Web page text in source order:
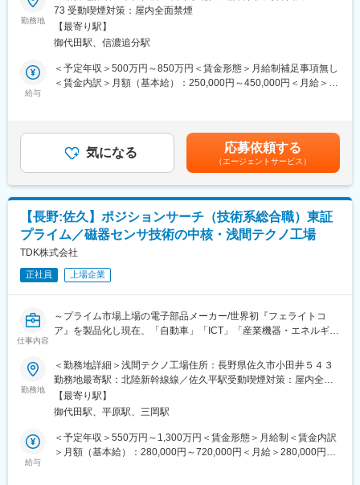
め、増員での募集となります。現地採用のため将来的にも転勤は
ありません。
・月2回社員全員が参加する品質会議や品質基本研修などを開催し
ています。担当部署だけではなく、会社全体で魅力品質に取組ん
・若手社員中心の職場で、最先端の試作品等のどんな加工にも挑
戦し、自己・組織の成長を求めて、従業員それぞれが日々の業務
に取組んでいます。
■補足
・当社の理念・方針などに共感して頂ける方を募集しており、未
経験の方も丁寧に研修しますので、安心して仕事に取組んで頂き
ます。
・工場見学も適宜行っています。
この成長マーケットで、中期事業計画の数値目標である、【営業
利益2500億円】の早期達成を実現すべく、品質管理／品質保証と
してご活躍いただけるご人材を募集しています。
◆職務概要：
車載ビジネスが増加している中で、車載品質管理を強化するた
め、車載品質の要求事項となるVDA及びIATF等の知識を持った方
・顧客監査対応
・ISO9001 / IATF16949 認証取得、維持
◆同社の特徴・魅力：
＜1＞積極的な事業展開：売上高は、14期連続で過去最高を更新
中です。
＜2＞総合精密部品メーカーとしての技術力：同社は2017年にミ
ツミ電機と経営統合し「ミネベアミツミ株式会社」として新しい
スタートを切りました。同社の強みは、旧ミネベアの保有してい
る「超精密機械加工技術」「垂直統合生産システム」と、ミツミ
電機が長年培ってきた「エレクトロニクス技術」の融合です。主
要製品であるベアリングやモーターのみならず、センサー、光
学、半導体、高周波、電気回路などの複数技術を持ち、IoT社会に
＜3＞海外（グローバル）展開：同社は世界17ヶ国64製造拠点を
展開しています。グループ全体の売上高に占める海外売上高比率
は約75%です。意欲と能力次第で、海外で活躍するチャンスもあ
るフィールドです。
勤務地
73 受動喫煙対策：屋内全面禁煙
【最寄り駅】
御代田駅、信濃追分駅
給与
＜予定年収＞500万円～850万円＜賃金形態＞月給制補足事項無し
＜賃金内訳＞月額（基本給）：250,000円～450,000円＜月給＞
実績7箇月分以上（業績連動方式）賃金はあくまでも目安の金額で
あり、選考を通じて上下する可能性があります。月給(月額)は固定
手当を含めた表記です。
気になる 応募依頼する
（エージェントサービス）
【長野:佐久】ポジションサーチ（技術系総合職）東証
プライム／磁器センサ技術の中核・浅間テクノ工場
TDK株式会社
正社員 上場企業
仕事内容
～プライム市場上場の電子部品メーカー/世界初『フェライトコ
ア』を製品化し現在、「自動車」「ICT」「産業機器・エネルギ
カンパニー～
5G・自動車・ロボット・ドローンなど最先端製品に用いられる技
術力／世界初フェライトコアを製品化／各種研修制度充実
■業務内容
グローバルに展開している磁気センサビジネスの中核工場であ
り、磁気技術の集積拠点である浅間テクノ工場にてご経験に応じ
勤務地
＜勤務地詳細＞浅間テクノ工場住所：長野県佐久市小田井５４３
勤務地最寄駅：北陸新幹線線／佐久平駅受動喫煙対策：屋内全面
禁煙変更の範囲：会社の定める事業所（リモートワーク含む）
【最寄り駅】
御代田駅、平原駅、三岡駅
給与
＜予定年収＞550万円～1,300万円＜賃金形態＞月給制＜賃金内訳
＞月額（基本給）：280,000円～720,000円＜月給＞280,000円～